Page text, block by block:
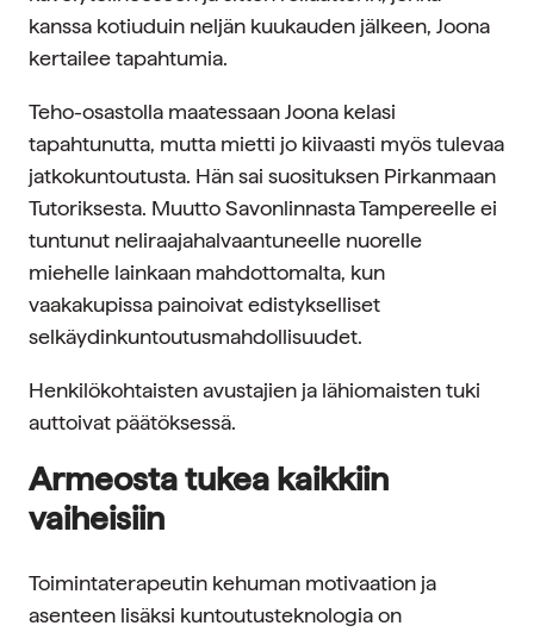
kanssa kotiuduin neljän kuukauden jälkeen, Joona
kertailee tapahtumia.
Teho-osastolla maatessaan Joona kelasi
tapahtunutta, mutta mietti jo kiivaasti myös tulevaa
jatkokuntoutusta. Hän sai suosituksen Pirkanmaan
Tutoriksesta. Muutto Savonlinnasta Tampereelle ei
tuntunut neliraajahalvaantuneelle nuorelle
miehelle lainkaan mahdottomalta, kun
vaakakupissa painoivat edistykselliset
selkäydinkuntoutusmahdollisuudet.
Henkilökohtaisten avustajien ja lähiomaisten tuki
auttoivat päätöksessä.
Armeosta tukea kaikkiin
vaiheisiin
Toimintaterapeutin kehuman motivaation ja
asenteen lisäksi kuntoutusteknologia on